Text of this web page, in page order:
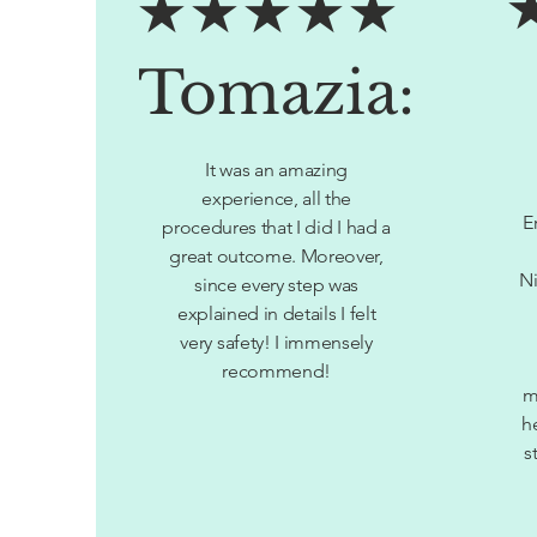
Tomazia:
It was an amazing
experience, all the
procedures that I did I had a
great outcome. Moreover,
since every step was
explained in details I felt
very safety! I immensely
recommend!